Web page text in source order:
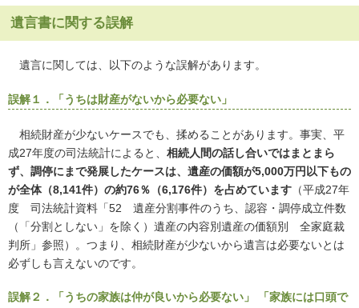
遺言書に関する誤解
遺言に関しては、以下のような誤解があります。
誤解１．「うちは財産がないから必要ない」
相続財産が少ないケースでも、揉めることがあります。事実、平
成27年度の司法統計によると、 相続人間の話し合いではまとまら
ず、調停にまで発展したケースは、遺産の価額が5,000万円以下もの
が全体（8,141件）の約76％（6,176件）を占めています （平成27年
度 司法統計資料「52 遺産分割事件のうち、認容・調停成立件数
（「分割としない」を除く）遺産の内容別遺産の価額別 全家庭裁
判所」参照）。つまり、相続財産が少ないから遺言は必要ないとは
必ずしも言えないのです。
誤解２．「うちの家族は仲が良いから必要ない」 「家族には口頭で